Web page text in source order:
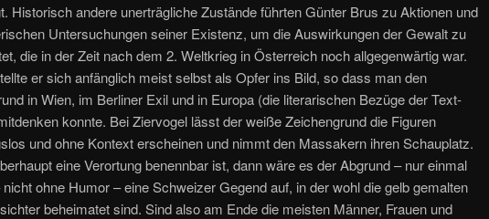
Historisch andere unerträgliche Zustände führten Günter Brus zu Aktionen und
Untersuchungen seiner Existenz, um die Auswirkungen der Gewalt zu
die in der Zeit nach dem 2. Weltkrieg in Österreich noch allgegenwärtig war.
er sich anfänglich meist selbst als Opfer ins Bild, so dass man den
in Wien, im Berliner Exil und in Europa (die literarischen Bezüge der Text-
konnte. Bei Ziervogel lässt der weiße Zeichengrund die Figuren
und ohne Kontext erscheinen und nimmt den Massakern ihren Schauplatz.
eine Verortung benennbar ist, dann wäre es der Abgrund – nur einmal
nicht ohne Humor – eine Schweizer Gegend auf, in der wohl die gelb gemalten
beheimatet sind. Sind also am Ende die meisten Männer, Frauen und